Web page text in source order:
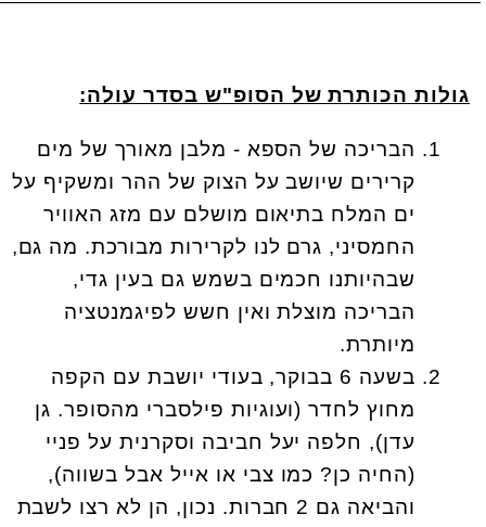
גולות הכותרת של הסופ"ש בסדר עולה:
הבריכה של הספא - מלבן מאורך של מים
קרירים שיושב על הצוק של ההר ומשקיף על
ים המלח בתיאום מושלם עם מזג האוויר
החמסיני, גרם לנו לקרירות מבורכת. מה גם,
שבהיותנו חכמים בשמש גם בעין גדי,
הבריכה מוצלת ואין חשש לפיגמנטציה
מיותרת.
בשעה 6 בבוקר, בעודי יושבת עם הקפה
מחוץ לחדר (ועוגיות פילסברי מהסופר. גן
עדן), חלפה יעל חביבה וסקרנית על פניי
(החיה כן? כמו צבי או אייל אבל בשווה),
והביאה גם 2 חברות. נכון, הן לא רצו לשבת